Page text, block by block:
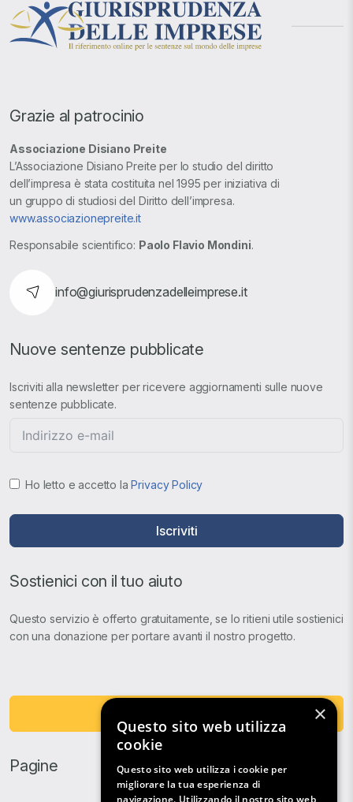
Grazie al patrocinio
Associazione Disiano Preite
L’Associazione Disiano Preite per lo studio del diritto
dell’impresa è stata costituita nel 1995 per iniziativa di
un gruppo di studiosi del Diritto dell’impresa.
www.associazionepreite.it
Responsabile scientifico: Paolo Flavio Mondini.
info@giurisprudenzadelleimprese.it
Nuove sentenze pubblicate
Iscriviti alla newsletter per ricevere aggiornamenti sulle nuove
sentenze pubblicate.
Ho letto e accetto laPrivacy Policy
Iscriviti
Sostienici con il tuo aiuto
Questo servizio è offerto gratuitamente, se lo ritieni utile sostienici
con una donazione per portare avanti il nostro progetto.
Pagine
×
Questo sito web utilizza
cookie
Questo sito web utilizza i cookie per
migliorare la tua esperienza di
navigazione. Utilizzando il nostro sito web